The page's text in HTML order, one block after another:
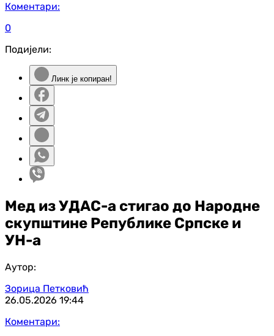
Коментари:
0
Подијели:
Линк је копиран!
Мед из УДАС-а стигао до Народне
скупштине Републике Српске и
УН-а
Аутор:
Зорица Петковић
26.05.2026 19:44
Коментари: